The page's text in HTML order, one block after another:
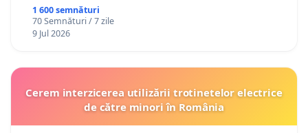
1 600 semnături
70 Semnături / 7 zile
9 Jul 2026
Cerem interzicerea utilizării trotinetelor electrice
de către minori în România